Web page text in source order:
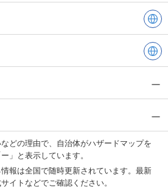
どの理由で、自治体がハザードマップを
」と表示しています。
報は全国で随時更新されています。最新
イトなどでご確認ください。